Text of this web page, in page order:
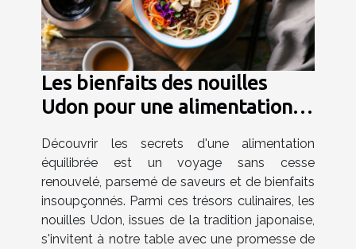
Les bienfaits des nouilles
Udon pour une alimentation
Découvrir les secrets d'une alimentation
équilibrée est un voyage sans cesse
renouvelé, parsemé de saveurs et de bienfaits
insoupçonnés. Parmi ces trésors culinaires, les
nouilles Udon, issues de la tradition japonaise,
s'invitent à notre table avec une promesse de